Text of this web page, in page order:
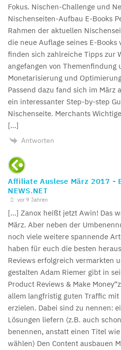
Fokus. Nischen-Challenge und
Nischenseiten-Aufbau E-Books
Rahmen der aktuellen
die neue Auflage seines E-
finden sich zahlreiche Tipps zur
angefangen von Themenfindung
Monetarisierung und
Passend dazu fand sich im März
ein interessanter Step-by-step
Nischenseite. Merchants
[…]
Antworten
Affiliate Auslese März 2017 -
NEWS.NET
vor 9 Jahren
[…] Zanox heißt jetzt Awin! Das
März. Aber neben der
noch viele weitere spannende
haben für euch die besten
Reviews erfolgreich vermarkten
gestalten Adam Riemer gibt in
Product Reviews & Make
allem langfristig guten Traffic mit
erzielen. Dabei sind zu nennen:
Lösungen liefern (z.B. auch
benennen, anstatt einen Titel
wählen) Den Content ausbauen